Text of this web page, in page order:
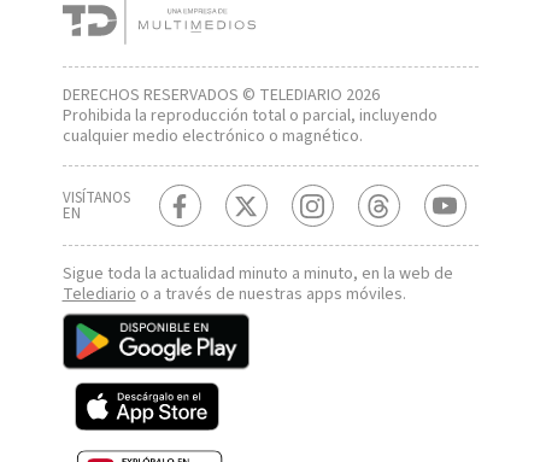
DERECHOS RESERVADOS © TELEDIARIO 2026
Prohibida la reproducción total o parcial, incluyendo
cualquier medio electrónico o magnético.
VISÍTANOS
EN
Sigue toda la actualidad minuto a minuto, en la web de
Telediarioo a través de nuestras apps móviles.